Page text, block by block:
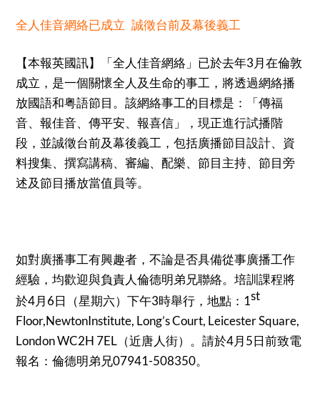
全人佳音網絡已成立 誠徵台前及幕後義工
【本報英國訊】「全人佳音網絡」已於去年3月在倫敦
成立，是一個關懷全人及生命的事工，將透過網絡播
放國語和粤語節目。該網絡事工的目標是：「傳福
音、報佳音、傳平安、報喜信」，現正進行試播階
段，並誠徵台前及幕後義工，包括廣播節目設計、資
料搜集、撰寫講稿、審編、配樂、節目主持、節目旁
述及節目播放當值員等。
如對廣播事工有興趣者，不論是否具備從事廣播工作
經驗，均歡迎與負責人倫德明弟兄聯絡。培訓課程將
於4月6日（星期六）下午3時舉行，地點：1st
Floor,NewtonInstitute, Long’s Court, Leicester Square,
London WC2H 7EL（近唐人街）。請於4月5日前致電
報名：倫德明弟兄07941-508350。